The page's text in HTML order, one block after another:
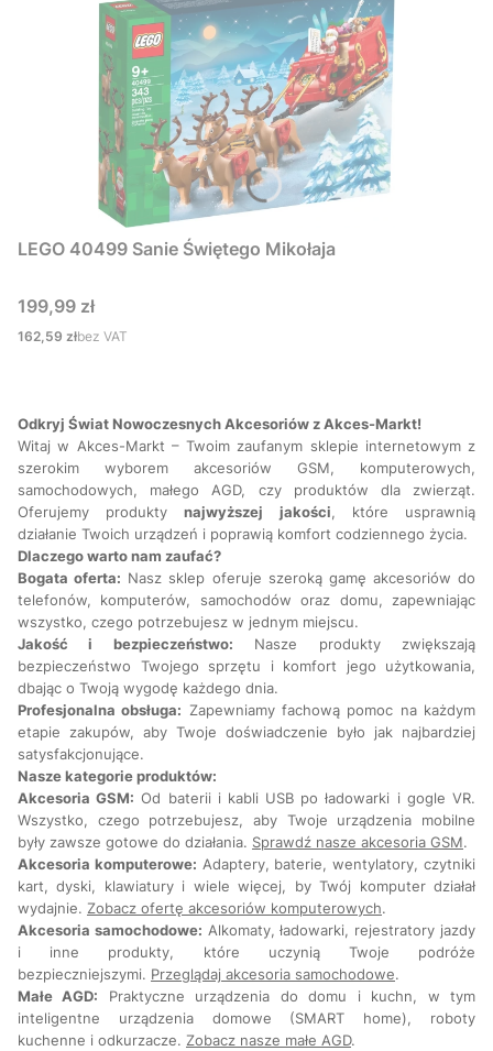
LEGO 40499 Sanie Świętego Mikołaja
Cena
199,99 zł
Cena
162,59 złbez VAT
Odkryj Świat Nowoczesnych Akcesoriów z Akces-Markt!
Witaj w Akces-Markt – Twoim zaufanym sklepie internetowym z
szerokim wyborem akcesoriów GSM, komputerowych,
samochodowych, małego AGD, czy produktów dla zwierząt.
Oferujemy produkty najwyższej jakości, które usprawnią
działanie Twoich urządzeń i poprawią komfort codziennego życia.
Dlaczego warto nam zaufać?
Bogata oferta: Nasz sklep oferuje szeroką gamę akcesoriów do
telefonów, komputerów, samochodów oraz domu, zapewniając
wszystko, czego potrzebujesz w jednym miejscu.
Jakość i bezpieczeństwo: Nasze produkty zwiększają
bezpieczeństwo Twojego sprzętu i komfort jego użytkowania,
dbając o Twoją wygodę każdego dnia.
Profesjonalna obsługa: Zapewniamy fachową pomoc na każdym
etapie zakupów, aby Twoje doświadczenie było jak najbardziej
satysfakcjonujące.
Nasze kategorie produktów:
Akcesoria GSM: Od baterii i kabli USB po ładowarki i gogle VR.
Wszystko, czego potrzebujesz, aby Twoje urządzenia mobilne
były zawsze gotowe do działania. Sprawdź nasze akcesoria GSM.
Akcesoria komputerowe: Adaptery, baterie, wentylatory, czytniki
kart, dyski, klawiatury i wiele więcej, by Twój komputer działał
wydajnie. Zobacz ofertę akcesoriów komputerowych.
Akcesoria samochodowe: Alkomaty, ładowarki, rejestratory jazdy
i inne produkty, które uczynią Twoje podróże
bezpieczniejszymi. Przeglądaj akcesoria samochodowe.
Małe AGD: Praktyczne urządzenia do domu i kuchn, w tym
inteligentne urządzenia domowe (SMART home), roboty
kuchenne i odkurzacze. Zobacz nasze małe AGD.